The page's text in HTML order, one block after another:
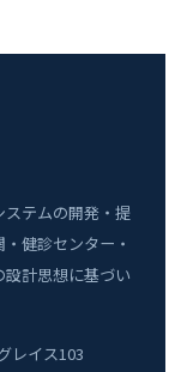
テムの開発・提
健診センター・
計思想に基づい
レイス103